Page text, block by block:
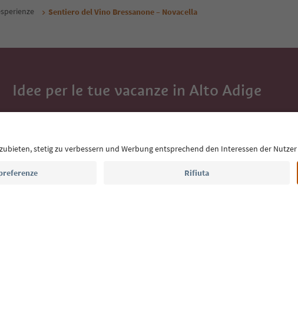
Sentiero del Vino Bressanone – Novacella
Idee per le tue vacanze in Alto Adige
newsletter dell’Alto Adige ricevi consigli per le tue vacanze,
e-mail*